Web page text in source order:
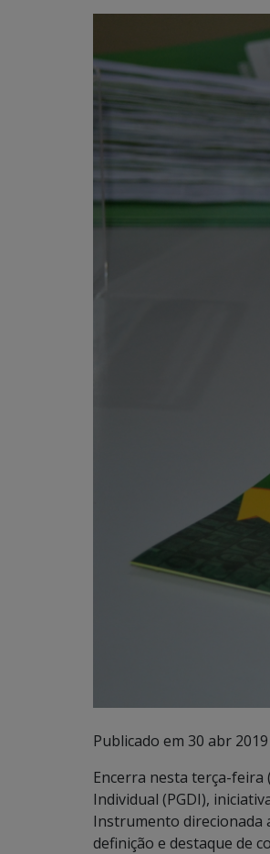
Publicado em 30 abr 2019
Encerra nesta terça-feira
Individual (PGDI),
Instrumento direcionada
definição e destaque de